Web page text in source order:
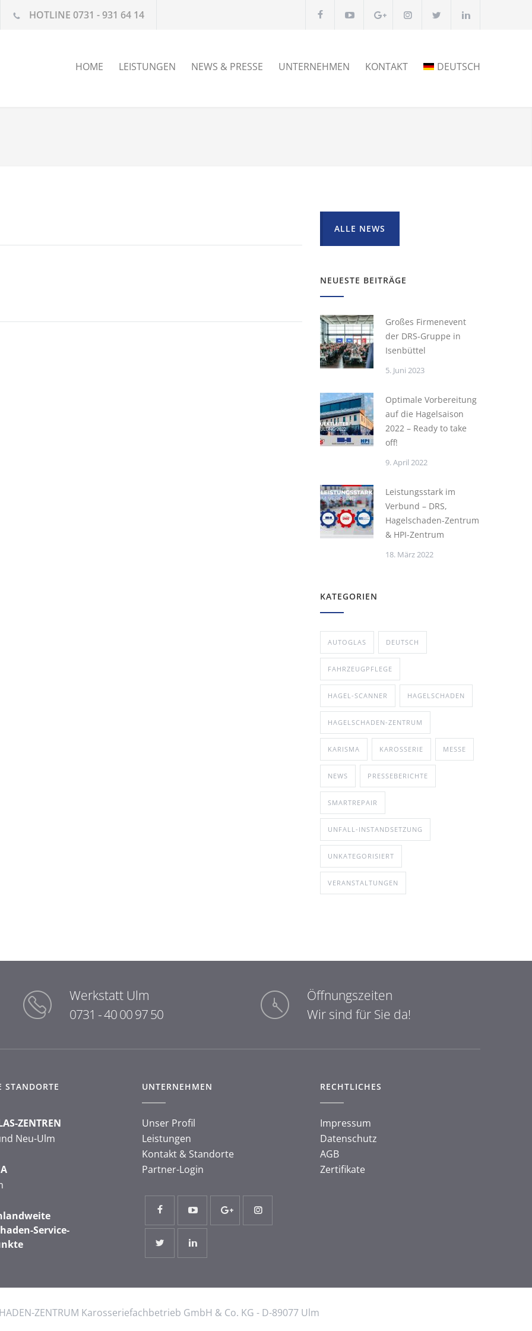
HOTLINE 0731 - 931 64 14
HOME LEISTUNGEN NEWS & PRESSE UNTERNEHMEN KONTAKT DEUTSCH
ALLE NEWS
NEUESTE BEITRÄGE
Großes Firmenevent
der DRS-Gruppe in
Isenbüttel
5. Juni 2023
Optimale Vorbereitung
auf die Hagelsaison
2022 – Ready to take
off!
9. April 2022
Leistungsstark im
Verbund – DRS,
Hagelschaden-Zentrum
& HPI-Zentrum
18. März 2022
KATEGORIEN
AUTOGLAS DEUTSCH
FAHRZEUGPFLEGE
HAGEL-SCANNER HAGELSCHADEN
HAGELSCHADEN-ZENTRUM
KARISMA KAROSSERIE MESSE
NEWS PRESSEBERICHTE
SMARTREPAIR
UNFALL-INSTANDSETZUNG
UNKATEGORISIERT
VERANSTALTUNGEN
Werkstatt Ulm
0731 - 40 00 97 50
Öffnungszeiten
Wir sind für Sie da!
STANDORTE
ZENTREN
Neu-Ulm
Service-
UNTERNEHMEN
Unser Profil
Leistungen
Kontakt & Standorte
Partner-Login
RECHTLICHES
Impressum
Datenschutz
AGB
Zertifikate
ZENTRUM Karosseriefachbetrieb GmbH & Co. KG - D-89077 Ulm